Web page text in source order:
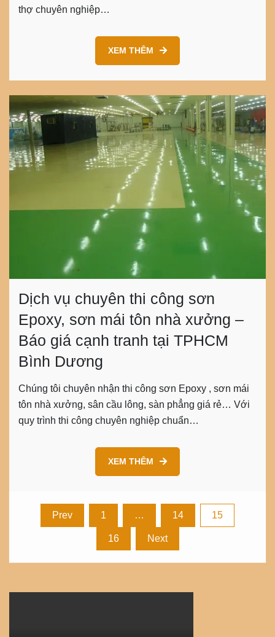
thợ chuyên nghiệp…
XEM THÊM
Dịch vụ chuyên thi công sơn
Epoxy, sơn mái tôn nhà xưởng –
Báo giá cạnh tranh tại TPHCM
Bình Dương
Chúng tôi chuyên nhận thi công sơn Epoxy , sơn mái
tôn nhà xưởng, sân cầu lông, sàn phẳng giá rẻ… Với
quy trình thi công chuyên nghiệp chuẩn…
XEM THÊM
Posts
pagination
Prev 1 … 14 15
16 Next